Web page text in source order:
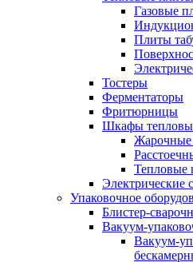
Газовые
Плиты
Тостеры
Ферментаторы
Фритюрницы
Шкафы
Электрические
Упаковочное
Блистер-
Вакуум-
Вакуум-